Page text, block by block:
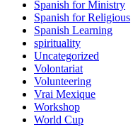
Spanish for Ministry
Spanish for Religious
Spanish Learning
spirituality
Uncategorized
Volontariat
Volunteering
Vrai Mexique
Workshop
World Cup